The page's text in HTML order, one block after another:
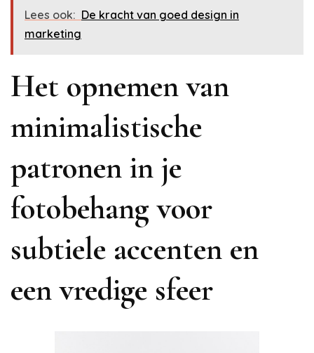
Lees ook: De kracht van goed design in
marketing
Het opnemen van
minimalistische
patronen in je
fotobehang voor
subtiele accenten en
een vredige sfeer